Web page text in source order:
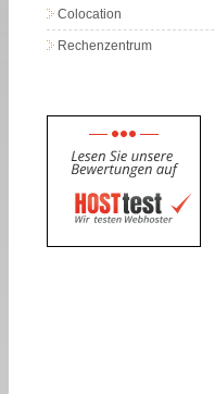
Colocation
Rechenzentrum